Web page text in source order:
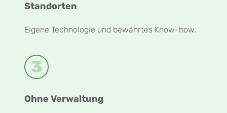
Standorten
Eigene Technologie und bewährtes Know-how.
Ohne Verwaltung